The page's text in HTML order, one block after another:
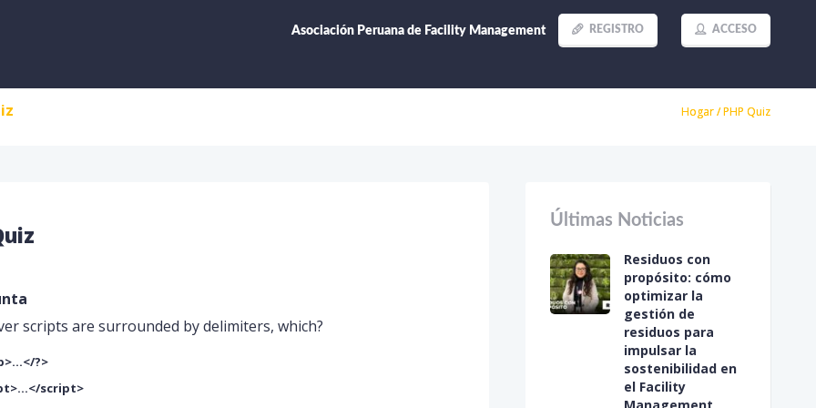
REGISTRO ACCESO
Asociación Peruana de Facility Management
FM
APEFAM
Hogar/PHP Quiz
scripts are surrounded by delimiters, which?
?>
script>
Últimas Noticias
Residuos con
propósito: cómo
optimizar la
gestión de
residuos para
impulsar la
sostenibilidad en
el Facility